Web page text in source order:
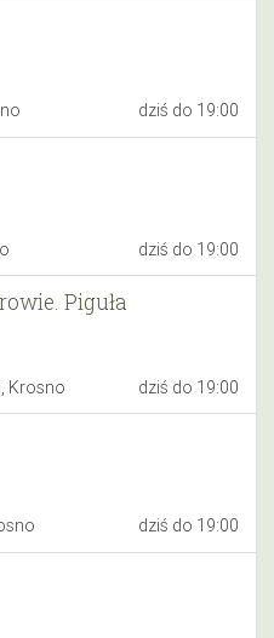
dziś do 19:00
dziś do 19:00
Piguła
Krosno dziś do 19:00
dziś do 19:00